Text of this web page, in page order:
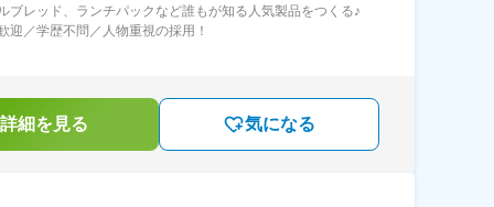
ブレッド、ランチパックなど誰もが知る人気製品をつくる♪
迎／学歴不問／人物重視の採用！
細を見る 気になる